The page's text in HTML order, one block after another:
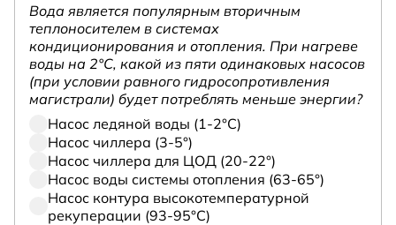
Вода является популярным вторичным
теплоносителем в системах
кондиционирования и отопления. При нагреве
воды на 2°С, какой из пяти одинаковых насосов
(при условии равного гидросопротивления
магистрали) будет потреблять меньше энергии?
Насос ледяной воды (1-2°С)
Насос чиллера (3-5°)
Насос чиллера для ЦОД (20-22°)
Насос воды системы отопления (63-65°)
Насос контура высокотемпературной
рекуперации (93-95°С)